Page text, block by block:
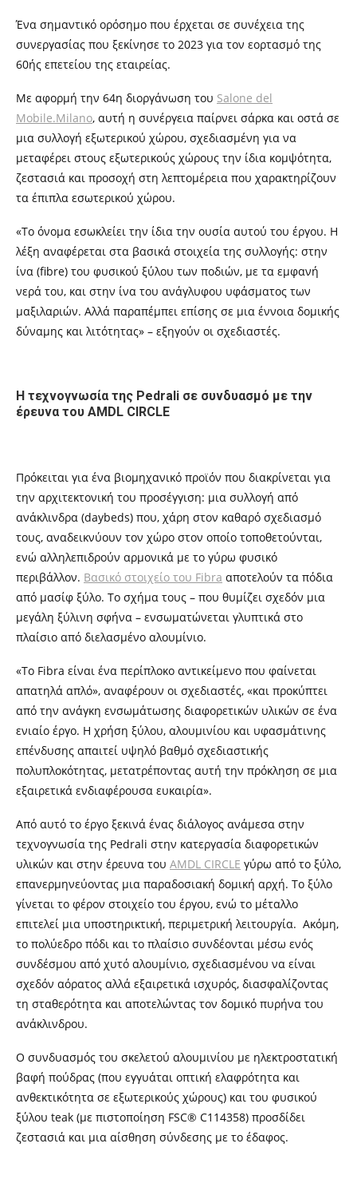
Ένα σημαντικό ορόσημο που έρχεται σε συνέχεια της
συνεργασίας που ξεκίνησε το 2023 για τον εορτασμό της
60ής επετείου της εταιρείας.
Με αφορμή την 64η διοργάνωση του Salone del
Mobile.Milano, αυτή η συνέργεια παίρνει σάρκα και οστά σε
μια συλλογή εξωτερικού χώρου, σχεδιασμένη για να
μεταφέρει στους εξωτερικούς χώρους την ίδια κομψότητα,
ζεστασιά και προσοχή στη λεπτομέρεια που χαρακτηρίζουν
τα έπιπλα εσωτερικού χώρου.
«Το όνομα εσωκλείει την ίδια την ουσία αυτού του έργου. Η
λέξη αναφέρεται στα βασικά στοιχεία της συλλογής: στην
ίνα (fibre) του φυσικού ξύλου των ποδιών, με τα εμφανή
νερά του, και στην ίνα του ανάγλυφου υφάσματος των
μαξιλαριών. Αλλά παραπέμπει επίσης σε μια έννοια δομικής
δύναμης και λιτότητας» – εξηγούν οι σχεδιαστές.
Η τεχνογνωσία της Pedrali σε συνδυασμό με την
έρευνα του AMDL CIRCLE
Πρόκειται για ένα βιομηχανικό προϊόν που διακρίνεται για
την αρχιτεκτονική του προσέγγιση: μια συλλογή από
ανάκλινδρα (daybeds) που, χάρη στον καθαρό σχεδιασμό
τους, αναδεικνύουν τον χώρο στον οποίο τοποθετούνται,
ενώ αλληλεπιδρούν αρμονικά με το γύρω φυσικό
περιβάλλον. Βασικό στοιχείο του Fibra αποτελούν τα πόδια
από μασίφ ξύλο. Το σχήμα τους – που θυμίζει σχεδόν μια
μεγάλη ξύλινη σφήνα – ενσωματώνεται γλυπτικά στο
πλαίσιο από διελασμένο αλουμίνιο.
«Το Fibra είναι ένα περίπλοκο αντικείμενο που φαίνεται
απατηλά απλό», αναφέρουν οι σχεδιαστές, «και προκύπτει
από την ανάγκη ενσωμάτωσης διαφορετικών υλικών σε ένα
ενιαίο έργο. Η χρήση ξύλου, αλουμινίου και υφασμάτινης
επένδυσης απαιτεί υψηλό βαθμό σχεδιαστικής
πολυπλοκότητας, μετατρέποντας αυτή την πρόκληση σε μια
εξαιρετικά ενδιαφέρουσα ευκαιρία».
Από αυτό το έργο ξεκινά ένας διάλογος ανάμεσα στην
τεχνογνωσία της Pedrali στην κατεργασία διαφορετικών
υλικών και στην έρευνα του AMDL CIRCLE γύρω από το ξύλο,
επανερμηνεύοντας μια παραδοσιακή δομική αρχή. Το ξύλο
γίνεται το φέρον στοιχείο του έργου, ενώ το μέταλλο
επιτελεί μια υποστηρικτική, περιμετρική λειτουργία. Ακόμη,
το πολύεδρο πόδι και το πλαίσιο συνδέονται μέσω ενός
συνδέσμου από χυτό αλουμίνιο, σχεδιασμένου να είναι
σχεδόν αόρατος αλλά εξαιρετικά ισχυρός, διασφαλίζοντας
τη σταθερότητα και αποτελώντας τον δομικό πυρήνα του
ανάκλινδρου.
Ο συνδυασμός του σκελετού αλουμινίου με ηλεκτροστατική
βαφή πούδρας (που εγγυάται οπτική ελαφρότητα και
ανθεκτικότητα σε εξωτερικούς χώρους) και του φυσικού
ξύλου teak (με πιστοποίηση FSC® C114358) προσδίδει
ζεστασιά και μια αίσθηση σύνδεσης με το έδαφος.